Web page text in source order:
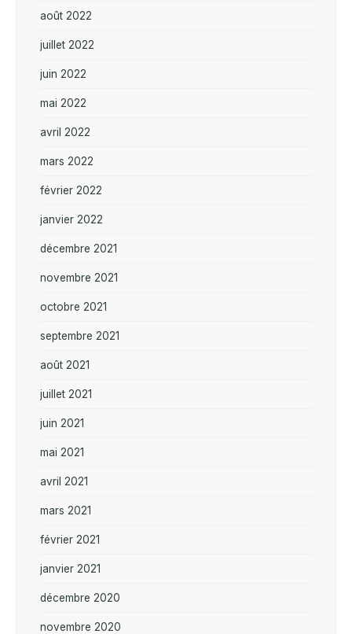
août 2022
juillet 2022
juin 2022
mai 2022
avril 2022
mars 2022
février 2022
janvier 2022
décembre 2021
novembre 2021
octobre 2021
septembre 2021
août 2021
juillet 2021
juin 2021
mai 2021
avril 2021
mars 2021
février 2021
janvier 2021
décembre 2020
novembre 2020